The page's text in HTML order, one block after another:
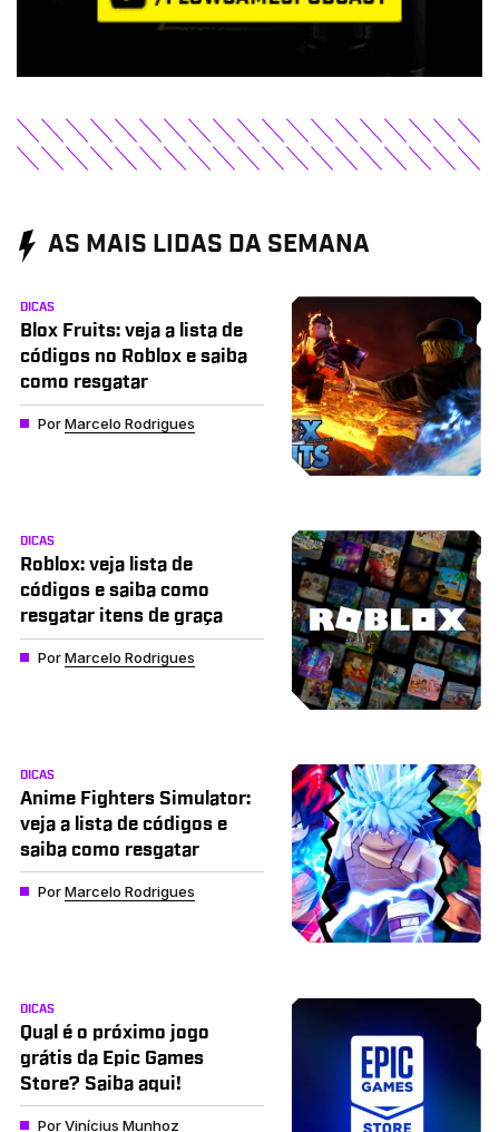
AS MAIS LIDAS DA SEMANA
DICAS
Blox Fruits: veja a lista de
códigos no Roblox e saiba
como resgatar
PorMarcelo Rodrigues
DICAS
Roblox: veja lista de
códigos e saiba como
resgatar itens de graça
PorMarcelo Rodrigues
DICAS
Anime Fighters Simulator:
veja a lista de códigos e
saiba como resgatar
PorMarcelo Rodrigues
DICAS
Qual é o próximo jogo
grátis da Epic Games
Store? Saiba aqui!
PorVinícius Munhoz